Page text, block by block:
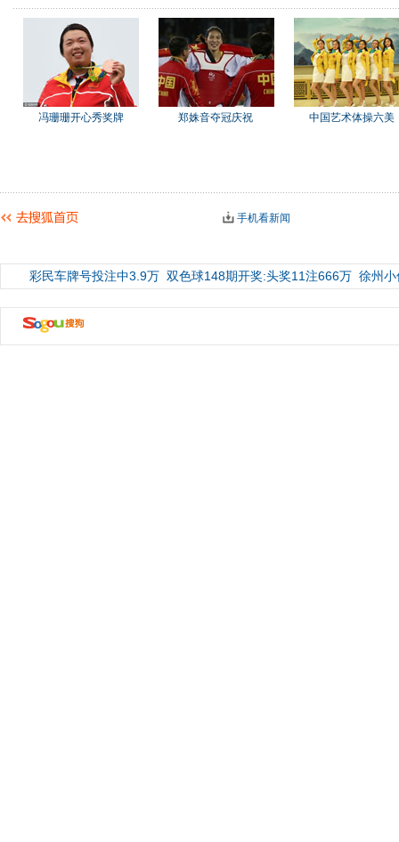
冯珊珊开心秀奖牌 郑姝音夺冠庆祝 中国艺术体操六美
手机看新闻
彩民车牌号投注中3.9万 双色球148期开奖:头奖11注666万 徐州